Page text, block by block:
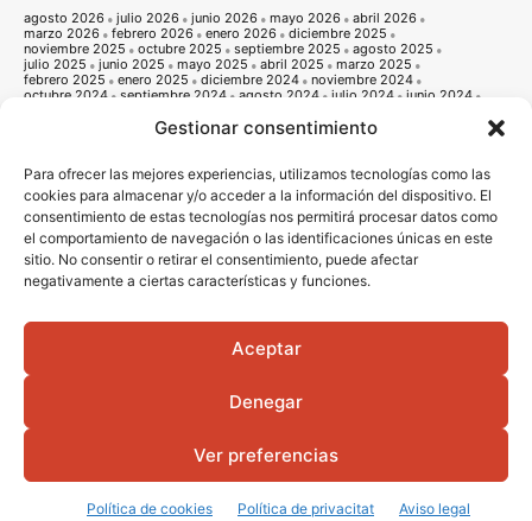
Gestionar consentimiento
Para ofrecer las mejores experiencias, utilizamos tecnologías como las
cookies para almacenar y/o acceder a la información del dispositivo. El
consentimiento de estas tecnologías nos permitirá procesar datos como
el comportamiento de navegación o las identificaciones únicas en este
sitio. No consentir o retirar el consentimiento, puede afectar
negativamente a ciertas características y funciones.
Aceptar
Denegar
Ver preferencias
Política de cookies Política de privacitat Aviso legal
agosto 2026 julio 2026 junio 2026 mayo 2026
abril 2026
marzo 2026
febrero 2026 enero 2026
diciembre 2025
noviembre 2025
octubre 2025 septiembre 2025
agosto 2025
julio 2025
junio 2025 mayo 2025 abril 2025
marzo 2025
febrero 2025
enero 2025 diciembre 2024
noviembre 2024
octubre 2024
septiembre 2024 agosto 2024 julio 2024
junio 2024
noviembre 2023 octubre 2023
septiembre 2023
noviembre 2022
octubre 2022 septiembre 2022
agosto 2022
julio 2022
junio 2022 mayo 2022 abril 2022
marzo 2022
febrero 2022
enero 2022 diciembre 2021
noviembre 2021
octubre 2021
septiembre 2021 agosto 2021 julio 2021
junio 2021
mayo 2021
abril 2021 marzo 2021 febrero 2021
enero 2021
diciembre 2020
noviembre 2020
agosto 2020
julio 2020 junio 2020 mayo 2020
abril 2020
marzo 2020
febrero 2020 enero 2020 diciembre 2019
diciembre 2018
noviembre 2018 octubre 2018
septiembre 2018
junio 2018 mayo 2018
diciembre 2017
septiembre 2017
septiembre 2016
junio 2016
© 2016 - 2026 Vila-real informació | Avis legal | Politica de privacitat
Portada
Qui som